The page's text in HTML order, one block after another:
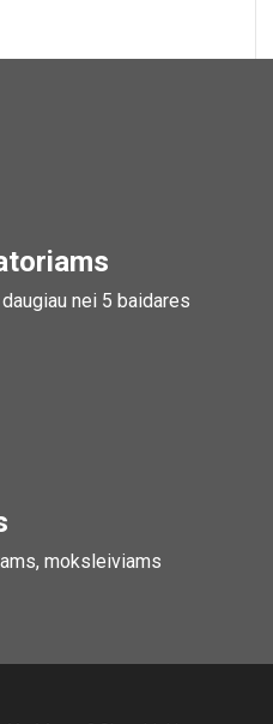
nei 5 baidares
moksleiviams